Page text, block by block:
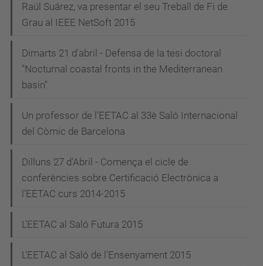
Raúl Suárez, va presentar el seu Treball de Fi de
Grau al IEEE NetSoft 2015
Dimarts 21 d'abril - Defensa de la tesi doctoral
"Nocturnal coastal fronts in the Mediterranean
basin"
Un professor de l'EETAC al 33è Saló Internacional
del Còmic de Barcelona
Dilluns 27 d'Abril - Comença el cicle de
conferències sobre Certificació Electrònica a
l'EETAC curs 2014-2015
L'EETAC al Saló Futura 2015
L'EETAC al Saló de l'Ensenyament 2015